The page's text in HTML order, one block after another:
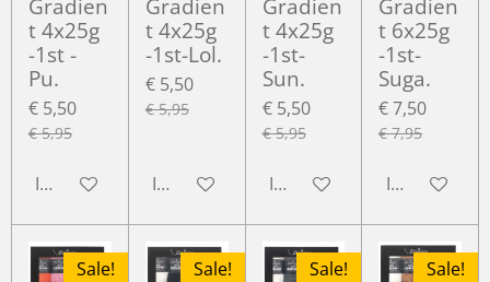
t 4x25g
-1st -
Pu.
€ 5,50
€ 5,95
In winkelwagen
t 4x25g
-1st-Lol.
€ 5,50
€ 5,95
In winkelwagen
t 4x25g
-1st-
Sun.
€ 5,50
€ 5,95
In winkelwagen
t 6x25g
-1st-
Suga.
€ 7,50
€ 7,95
In
Sale! Sale! Sale! Sale!